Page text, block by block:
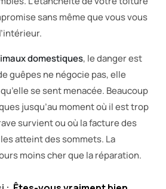
sans même que vous vous
domestiques, le danger est
guêpes ne négocie pas, elle
se sent menacée. Beaucoup
jusqu’au moment où il est trop
survient ou où la facture des
atteint des sommets. La
moins cher que la réparation.